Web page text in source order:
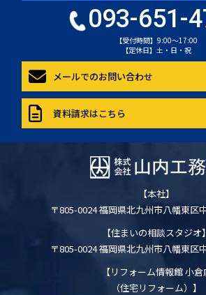
093-651-
【受付時間】9:00～17:00
【定休日】土・日・祝
メールでのお問い合わせ
資料請求はこちら
【本社】
〒805-0024 福岡県北九州市八幡東区
【住まいの相談スタジオ】
〒805-0024 福岡県北九州市八幡東区
【リフォーム情報館 小倉
（住宅リフォーム）】